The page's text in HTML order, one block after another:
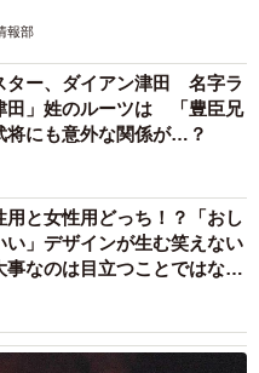
報部
ター、ダイアン津田 名字ラ
田」姓のルーツは 「豊臣兄
将にも意外な関係が…？
用と女性用どっち！？「おし
い」デザインが生む笑えない
なのは目立つことではな